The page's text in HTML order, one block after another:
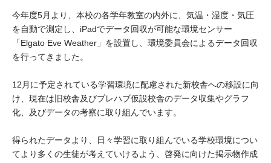
年報一覧 中谷財団レポート
ム
科学教育振興助成・
ログラム助成
アクセス よくあるご質問
サイトマップ 中谷財団アーカイブ
日本語 English マイページ
今年度5月より、本校の各学年教室の内外に、気温・湿度・気圧
を自動で測定し、iPadでデータ回収が可能な環境センサー
「Elgato Eve Weather」を設置し、環境委員会によるデータ回収
を行ってきました。
12月に予定されている学習環境に配慮された新校舎への移設に向
け、現在は旧校舎及びプレハブ仮設校舎のデータ収集やグラフ
化、及びデータの考察に取り組んでいます。
得られたデータより、日々学習に取り組んでいる学校環境につい
てより多くの生徒が考えていけるよう、啓発に向けた掲示物作成